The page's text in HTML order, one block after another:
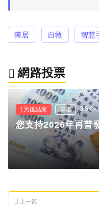
獨居 自救 智慧
網路投票
1天後結束 單選 3.5K
您支持2026年再普
上一篇